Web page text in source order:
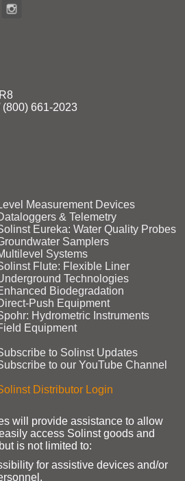
661‑2023
Measurement Devices
& Telemetry
Eureka: Water Quality Probes
Samplers
Systems
Flute: Flexible Liner
Technologies
Biodegradation
Equipment
Hydrometric Instruments
Equipment
to Solinst Updates
to our YouTube Channel
Distributor Login
will provide assistance to allow
access Solinst goods and
is not limited to:
for assistive devices and/or